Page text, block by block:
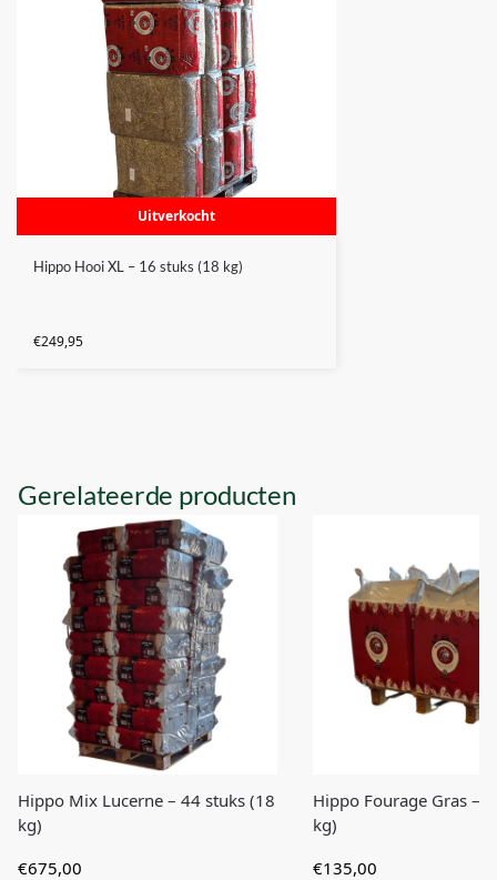
Uitverkocht
Hippo Hooi XL – 16 stuks (18 kg)
€249,95
Gerelateerde producten
Hippo Mix Lucerne – 44 stuks (18
kg)
€675,00
Hippo Fourage Gras –
kg)
€135,00